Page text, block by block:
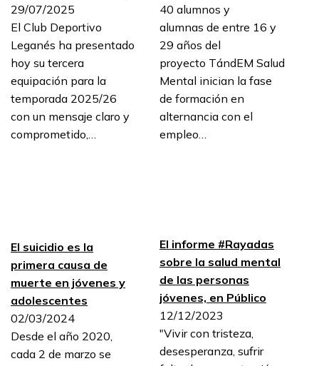
29/07/2025
El Club Deportivo
Leganés ha presentado
hoy su tercera
equipación para la
temporada 2025/26
con un mensaje claro y
comprometido,…
40 alumnos y
alumnas de entre 16 y
29 años del
proyecto TándEM Salud
Mental inician la fase
de formación en
alternancia con el
empleo…
El suicidio es la
primera causa de
muerte en jóvenes y
adolescentes
02/03/2024
Desde el año 2020,
cada 2 de marzo se
El informe #Rayadas
sobre la salud mental
de las personas
jóvenes, en Público
12/12/2023
"Vivir con tristeza,
desesperanza, sufrir